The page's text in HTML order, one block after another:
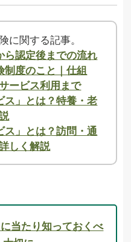
に関する記事。
ら認定後までの流れ
制度のこと｜仕組
ービス利用まで
ス」とは？特養・老
ス」とは？訪問・通
しく解説
当たり知っておくべ